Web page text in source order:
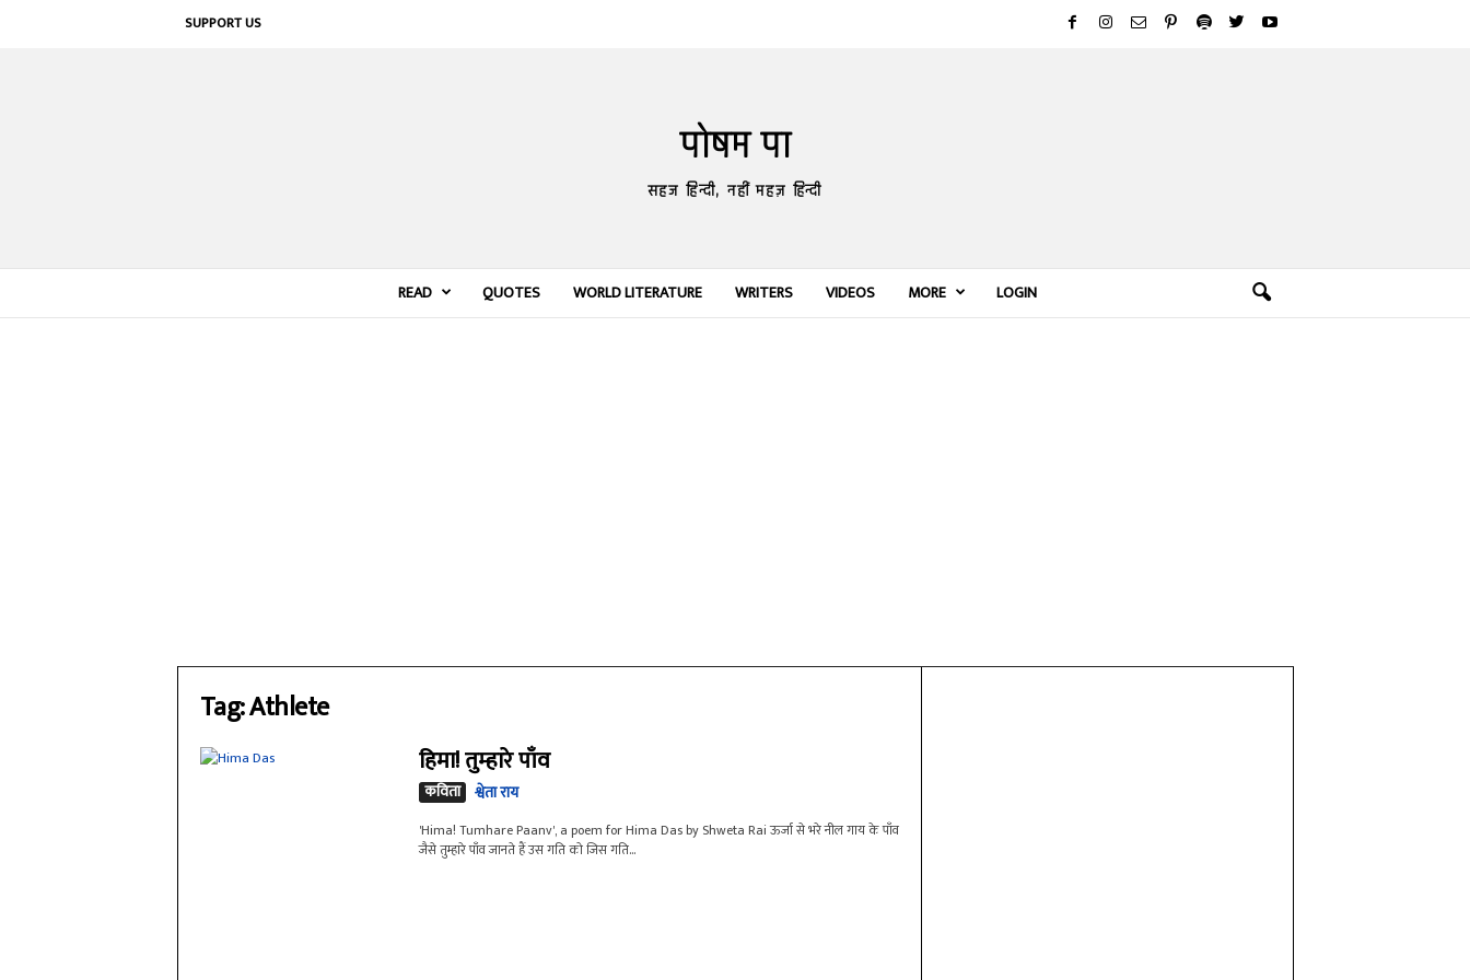
SUPPORT US
पोषम पा
सहज हिन्दी, नहीं महज़ हिन्दी
READ QUOTES WORLD LITERATURE WRITERS VIDEOS MORE LOGIN
Tag: Athlete
हिमा! तुम्हारे पाँव
कविता श्वेता राय
'Hima! Tumhare Paanv', a poem for Hima Das by Shweta Rai ऊर्जा से भरे नील गाय के पाँव
जैसे तुम्हारे पाँव जानते हैं उस गति को जिस गति...